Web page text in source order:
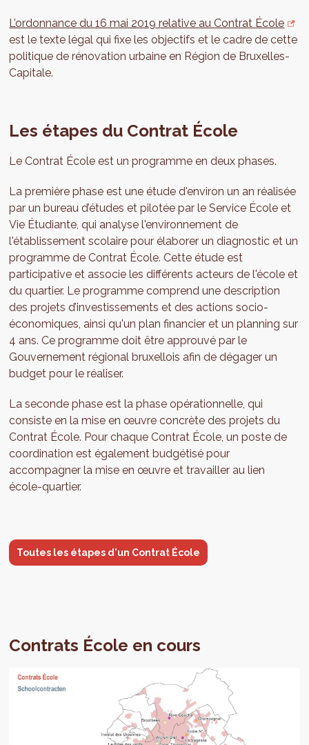
L’ordonnance du 16 mai 2019 relative au Contrat École
est le texte légal qui fixe les objectifs et le cadre de cette
politique de rénovation urbaine en Région de Bruxelles-
Capitale.
Les étapes du Contrat École
Le Contrat École est un programme en deux phases.
La première phase est une étude d'environ un an réalisée
par un bureau d’études et pilotée par le Service École et
Vie Étudiante, qui analyse l'environnement de
l'établissement scolaire pour élaborer un diagnostic et un
programme de Contrat École. Cette étude est
participative et associe les différents acteurs de l'école et
du quartier. Le programme comprend une description
des projets d’investissements et des actions socio-
économiques, ainsi qu'un plan financier et un planning sur
4 ans. Ce programme doit être approuvé par le
Gouvernement régional bruxellois afin de dégager un
budget pour le réaliser.
La seconde phase est la phase opérationnelle, qui
consiste en la mise en œuvre concrète des projets du
Contrat École. Pour chaque Contrat École, un poste de
coordination est également budgétisé pour
accompagner la mise en œuvre et travailler au lien
école-quartier.
Toutes les étapes d'un Contrat École
Contrats École en cours